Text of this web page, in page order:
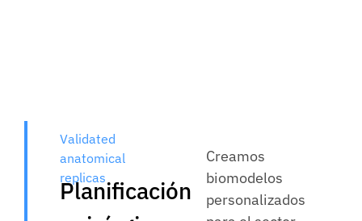
Validated
anatomical
replicas
Planificación
Creamos
biomodelos
personalizados